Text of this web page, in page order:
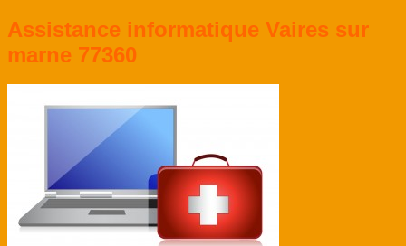
Assistance informatique Vaires sur
marne 77360